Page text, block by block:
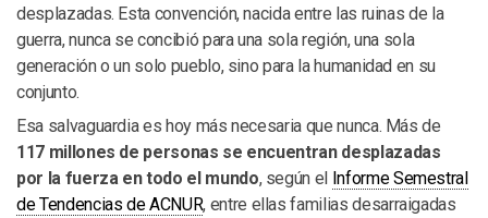
desplazadas. Esta convención, nacida entre las ruinas de la
guerra, nunca se concibió para una sola región, una sola
generación o un solo pueblo, sino para la humanidad en su
conjunto.
Esa salvaguardia es hoy más necesaria que nunca. Más de
117 millones de personas se encuentran desplazadas
por la fuerza en todo el mundo, según el Informe Semestral
de Tendencias de ACNUR, entre ellas familias desarraigadas